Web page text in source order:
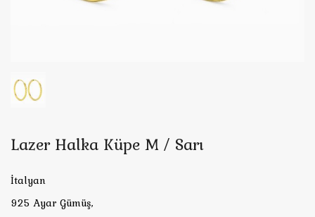
Lazer Halka Küpe M / Sarı
İtalyan
925 Ayar Gümüş,